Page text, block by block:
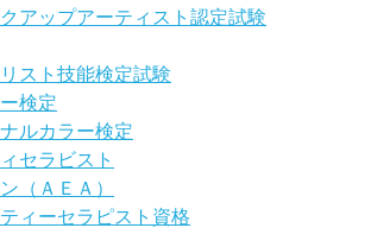
アップアーティスト認定試験
スト技能検定試験
検定
ルカラー検定
セラビスト
（ＡＥＡ）
ィーセラピスト資格